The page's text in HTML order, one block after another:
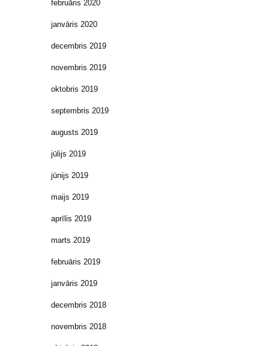
februāris 2020
janvāris 2020
decembris 2019
novembris 2019
oktobris 2019
septembris 2019
augusts 2019
jūlijs 2019
jūnijs 2019
maijs 2019
aprīlis 2019
marts 2019
februāris 2019
janvāris 2019
decembris 2018
novembris 2018